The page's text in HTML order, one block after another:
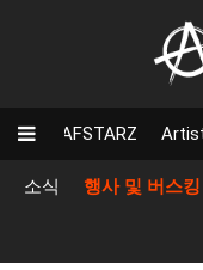
AFSTARZ
소식 행사 및 버스킹